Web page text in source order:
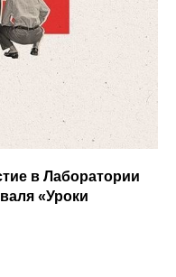
в Лаборатории
«Уроки